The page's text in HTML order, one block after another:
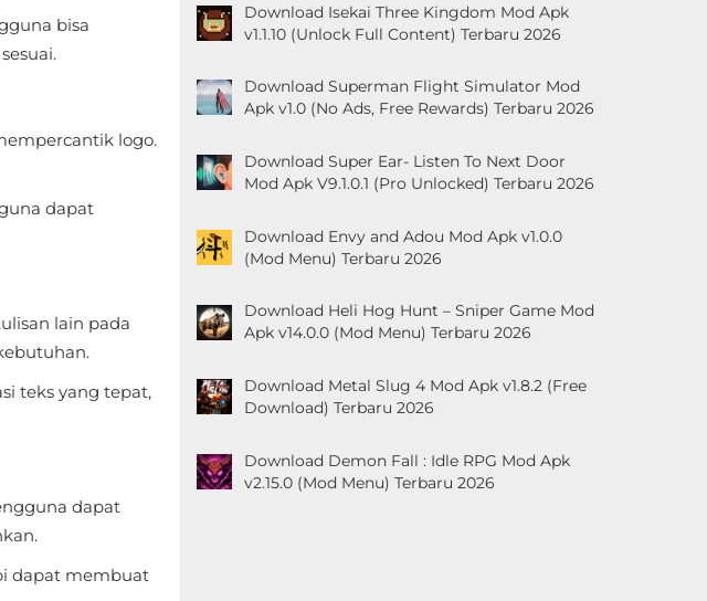
bisa
logo.
dapat
lain pada
teks yang tepat,
dapat
dapat membuat
Download Isekai Three Kingdom Mod Apk
v1.1.10 (Unlock Full Content) Terbaru 2026
Download Superman Flight Simulator Mod
Apk v1.0 (No Ads, Free Rewards) Terbaru 2026
Download Super Ear- Listen To Next Door
Mod Apk V9.1.0.1 (Pro Unlocked) Terbaru 2026
Download Envy and Adou Mod Apk v1.0.0
(Mod Menu) Terbaru 2026
Download Heli Hog Hunt – Sniper Game Mod
Apk v14.0.0 (Mod Menu) Terbaru 2026
Download Metal Slug 4 Mod Apk v1.8.2 (Free
Download) Terbaru 2026
Download Demon Fall : Idle RPG Mod Apk
v2.15.0 (Mod Menu) Terbaru 2026